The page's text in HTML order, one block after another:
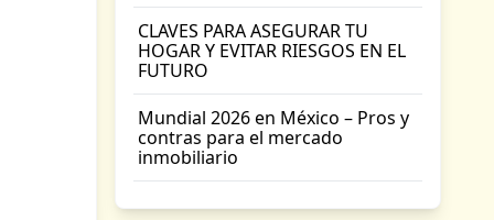
CLAVES PARA ASEGURAR TU
HOGAR Y EVITAR RIESGOS EN EL
FUTURO
Mundial 2026 en México – Pros y
contras para el mercado
inmobiliario